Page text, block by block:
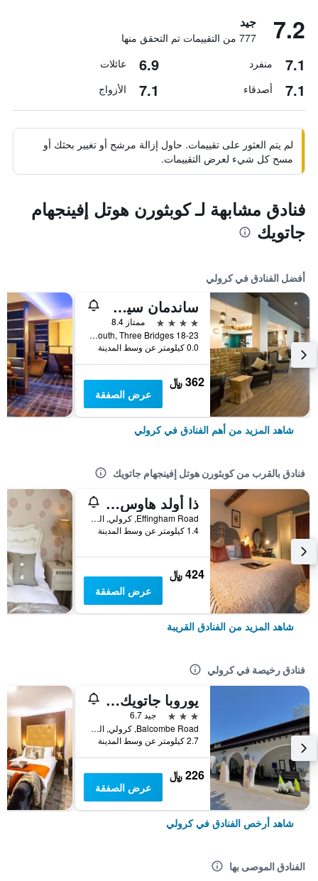
7.2 جيد
777 من التقييمات تم التحقق منها
7.1 منفرد 6.9 عائلات
7.1 أصدقاء 7.1 الأزواج
لم يتم العثور على تقييمات. حاول إزالة مرشح أو تغيير بحثك أو
مسح كل شيء لعرض التقييمات.
فنادق مشابهة لـ كوبثورن هوتل إفينجهام
جاتويك
أفضل الفنادق في كرولي
ساندمان سيجنتشر لندن جاتويك هوتل
4 نجوم
ممتاز 8.4
18-23 Tinsley Lane South, Three Bridges, كرولي, المملكة المتحدة
0.0 كيلومتر عن وسط المدينة
362 ﷼
عرض الصفقة
شاهد المزيد من أهم الفنادق في كرولي
فنادق بالقرب من كوبثورن هوتل إفينجهام جاتويك
ذا أولد هاوس إن
Effingham Road, كرولي, المملكة المتحدة
1.4 كيلومتر عن وسط المدينة
424 ﷼
عرض الصفقة
شاهد المزيد من الفنادق القريبة
فنادق رخيصة في كرولي
يوروبا جاتويك هوتل
3 نجوم
جيد 6.7
Balcombe Road, كرولي, المملكة المتحدة
2.7 كيلومتر عن وسط المدينة
226 ﷼
عرض الصفقة
شاهد أرخص الفنادق في كرولي
الفنادق الموصى بها